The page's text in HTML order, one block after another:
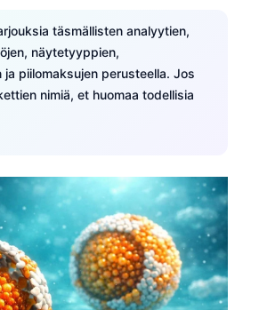
täsmällisten analyytien,
näytetyyppien,
ja piilomaksujen perusteella. Jos
nimiä, et huomaa todellisia